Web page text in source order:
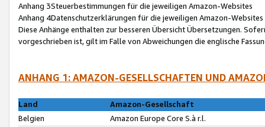
Anhang 3Steuerbestimmungen für die jeweiligen Amazon-Websites
Anhang 4Datenschutzerklärungen für die jeweiligen Amazon-Websites
Diese Anhänge enthalten zur besseren Übersicht Übersetzungen.
vorgeschrieben ist, gilt im Falle von Abweichungen die englische
ANHANG 1: AMAZON-GESELLSCHAFTEN UND
Land
Amazon-Gesellschaft
Belgien
Amazon Europe Core S.à r.l.